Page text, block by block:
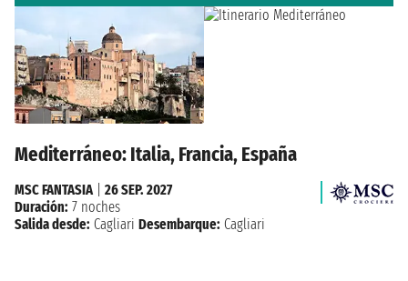
Mediterráneo: Italia, Francia, España
MSC FANTASIA| 26 SEP. 2027
Duración: 7 noches
Salida desde: Cagliari Desembarque: Cagliari